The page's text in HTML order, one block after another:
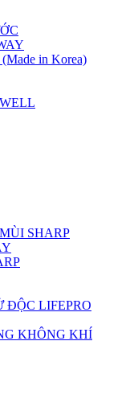
in Korea)
SHARP
ĐỘC LIFEPRO
KHÔNG KHÍ